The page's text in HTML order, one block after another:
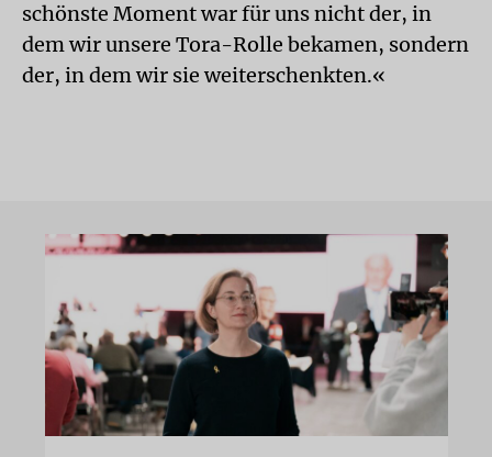
schönste Moment war für uns nicht der, in
dem wir unsere Tora-Rolle bekamen, sondern
der, in dem wir sie weiterschenkten.«